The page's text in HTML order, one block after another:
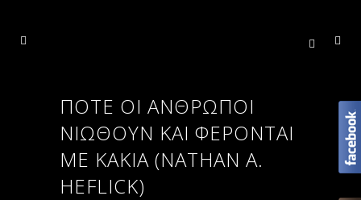
ΠΌΤΕ ΟΙ ΆΝΘΡΩΠΟΙ
ΝΙΏΘΟΥΝ ΚΑΙ ΦΈΡΟΝΤΑΙ
ΜΕ ΚΑΚΊΑ (NATHAN A.
HEFLICK)